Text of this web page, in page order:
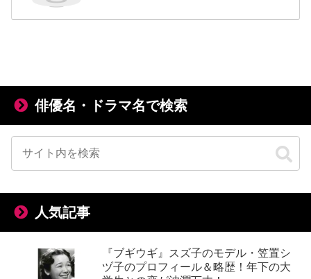
俳優名・ドラマ名で検索
人気記事
『ブギウギ』スズ子のモデル・笠置シ
ヅ子のプロフィール＆略歴！年下の大